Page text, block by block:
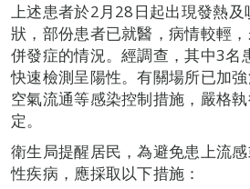
上述患者於2月28日起出現發熱及
狀，部份患者已就醫，病情較輕
併發症的情況。經調查，其中3名
快速檢測呈陽性。有關場所已加
空氣流通等感染控制措施，嚴格
定。
衛生局提醒居民，為避免患上流
性疾病，應採取以下措施：